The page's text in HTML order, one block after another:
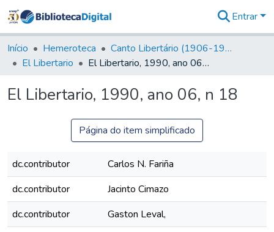
&
Coleções
Tudo na
Digital
Entrar
Início Hemeroteca
Canto Libertário (1906-1995)
El Libertario
El Libertario, 1990, ano 06, n 18
El Libertario, 1990, ano 06, n 18
Página do item simplificado
dc.contributor
Carlos N. Fariña
dc.contributor
Jacinto Cimazo
dc.contributor
Gaston Leval,